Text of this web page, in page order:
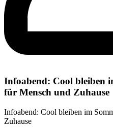
Infoabend: Cool bleiben
für Mensch und Zuhause
Infoabend: Cool bleiben im
Zuhause